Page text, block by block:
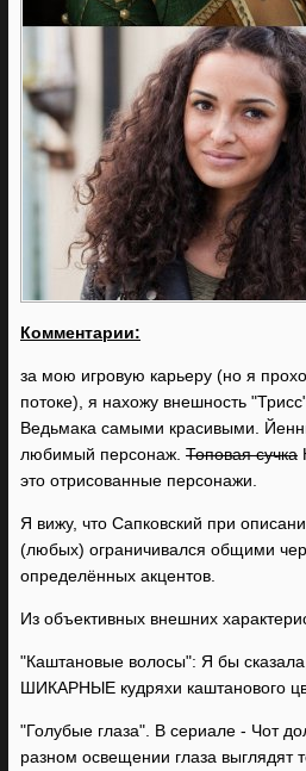
Комментарии:
за мою игровую карьеру (но я
потоке), я нахожу внешность
Ведьмака самыми красивыми.
любимый персонаж. Топовая сучка
это отрисованные персонажи.
Я вижу, что Сапковский при
(любых) ограничивался общими
определённых акцентов.
Из объективных внешних
"Каштановые волосы": Я бы
ШИКАРНЫЕ кудряхи каштанового
"Голубые глаза". В сериале - Чот
разном освещении глаза выглядят